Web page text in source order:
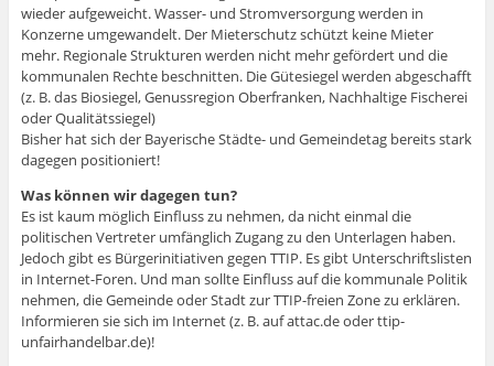
wieder aufgeweicht. Wasser- und Stromversorgung werden in
Konzerne umgewandelt. Der Mieterschutz schützt keine Mieter
mehr. Regionale Strukturen werden nicht mehr gefördert und die
kommunalen Rechte beschnitten. Die Gütesiegel werden abgeschafft
(z. B. das Biosiegel, Genussregion Oberfranken, Nachhaltige Fischerei
oder Qualitätssiegel)
Bisher hat sich der Bayerische Städte- und Gemeindetag bereits stark
dagegen positioniert!
Was können wir dagegen tun?
Es ist kaum möglich Einfluss zu nehmen, da nicht einmal die
politischen Vertreter umfänglich Zugang zu den Unterlagen haben.
Jedoch gibt es Bürgerinitiativen gegen TTIP. Es gibt Unterschriftslisten
in Internet-Foren. Und man sollte Einfluss auf die kommunale Politik
nehmen, die Gemeinde oder Stadt zur TTIP-freien Zone zu erklären.
Informieren sie sich im Internet (z. B. auf attac.de oder ttip-
unfairhandelbar.de)!